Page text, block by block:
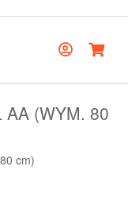
AA (WYM. 80
cm)